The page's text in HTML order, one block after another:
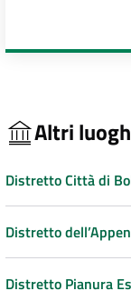
Altri
Distretto Città di
Distretto
Distretto Pianura